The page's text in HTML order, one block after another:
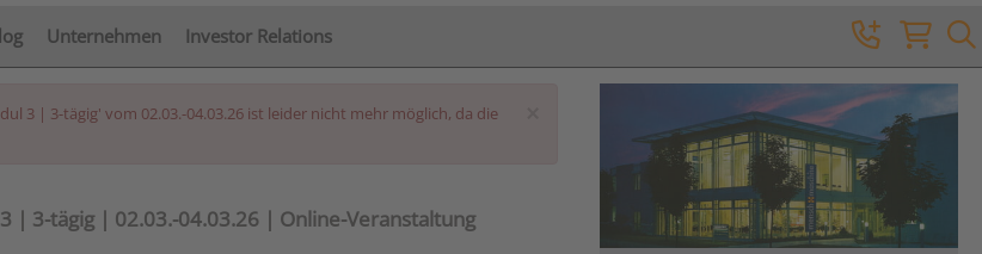
Unternehmen Investor Relations
3 | 3-tägig' vom 02.03.-04.03.26 ist leider nicht mehr möglich, da die
| 3-tägig | 02.03.-04.03.26 | Online-Veranstaltung